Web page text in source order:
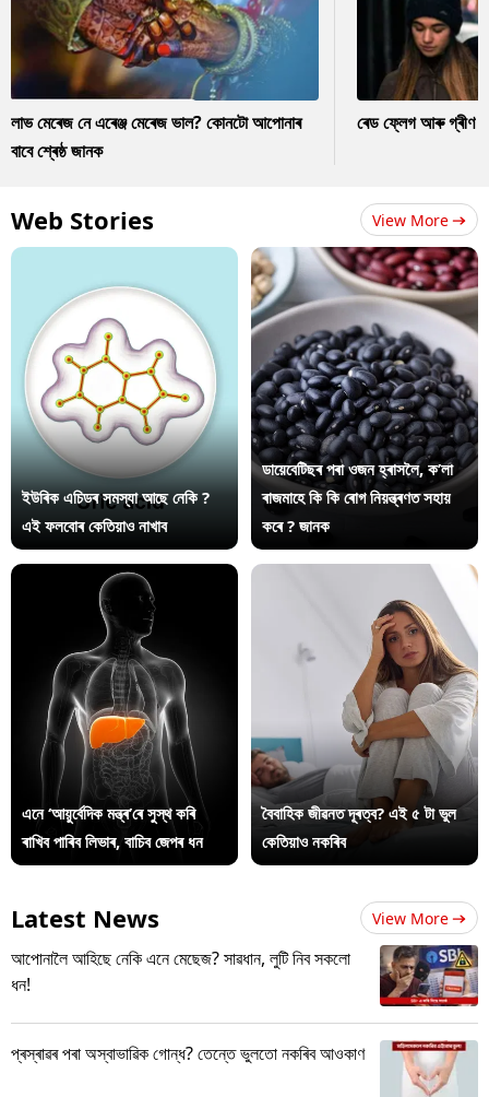
লাভ মেৰেজ নে এৰেঞ্জ মেৰেজ ভাল? কোনটো আপোনাৰ
বাবে শ্ৰেষ্ঠ জানক
ৰেড ফ্লেগ আৰু গ্ৰীণ
Web Stories View More
ইউৰিক এচিডৰ সমস্যা আছে নেকি ?
এই ফলবোৰ কেতিয়াও নাখাব
ডায়েবেটিছৰ পৰা ওজন হ্ৰাসলৈ, ক’লা
ৰাজমাহে কি কি ৰোগ নিয়ন্ত্ৰণত সহায়
কৰে ? জানক
এনে ‘আয়ুৰ্বেদিক মন্ত্ৰ’ৰে সুস্থ কৰি
ৰাখিব পাৰিব লিভাৰ, বাচিব জেপৰ ধন
বৈবাহিক জীৱনত দূৰত্ব? এই ৫ টা ভুল
কেতিয়াও নকৰিব
Latest News View More
আপোনালৈ আহিছে নেকি এনে মেছেজ? সাৱধান, লুটি নিব সকলো
ধন!
প্ৰস্ৰাৱৰ পৰা অস্বাভাৱিক গোন্ধ? তেন্তে ভুলতো নকৰিব আওকাণ